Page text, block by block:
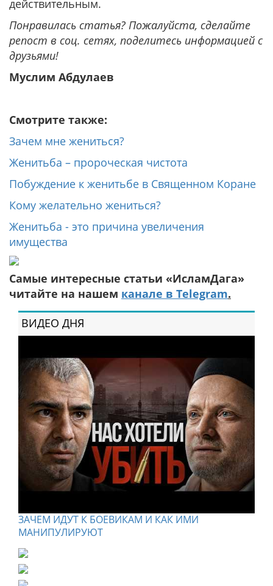
действительным.
Понравилась статья? Пожалуйста, сделайте
репост в соц. сетях, поделитесь информацией с
друзьями!
Муслим Абдулаев
Смотрите также:
Зачем мне жениться?
Женитьба – пророческая чистота
Побуждение к женитьбе в Священном Коране
Кому желательно жениться?
Женитьба - это причина увеличения
имущества
Самые интересные статьи «ИсламДага»
читайте на нашем канале в Telegram.
ВИДЕО ДНЯ
ЗАЧЕМ ИДУТ К БОЕВИКАМ И КАК ИМИ
МАНИПУЛИРУЮТ